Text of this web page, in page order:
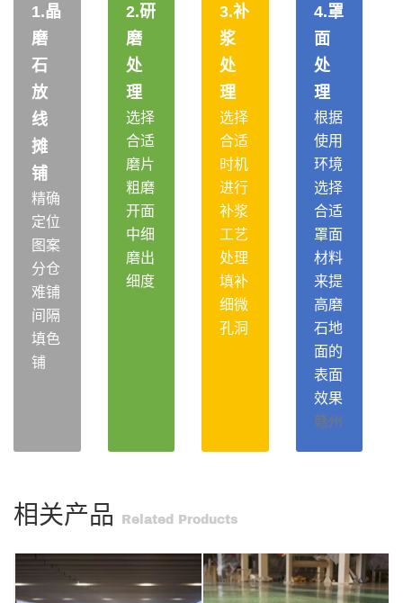
1.晶
磨
石
放
线
摊
铺
精确
定位
图案
分仓
难铺
间隔
填色
铺
2.研
磨
处
理
选择
合适
磨片
粗磨
开面
中细
磨出
细度
3.补
浆
处
理
选择
合适
时机
进行
补浆
工艺
处理
填补
细微
孔洞
4.罩
面
处
理
根据
使用
环境
选择
合适
罩面
材料
来提
高磨
石地
面的
表面
效果
赣州
相关产品 Related Products